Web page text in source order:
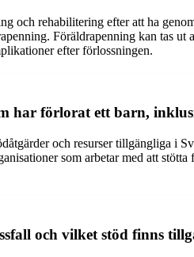
och rehabilitering efter att ha
Föräldrapenning kan tas
efter förlossningen.
har förlorat ett barn,
och resurser tillgängliga i
som arbetar med att
och vilket stöd finns